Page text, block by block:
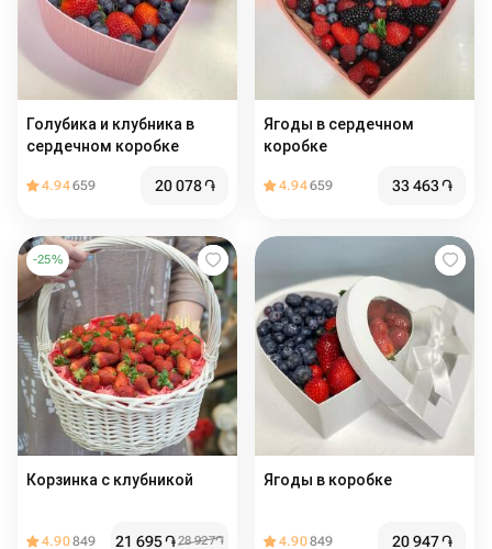
Голубика и клубника в
сердечном коробке
4.94659 20 078֏
Ягоды в сердечном
коробке
4.94659 33 463֏
-25%
Корзинка с клубникой
4.90849 21 695֏28 927֏
Ягоды в коробке
4.90849 20 947֏